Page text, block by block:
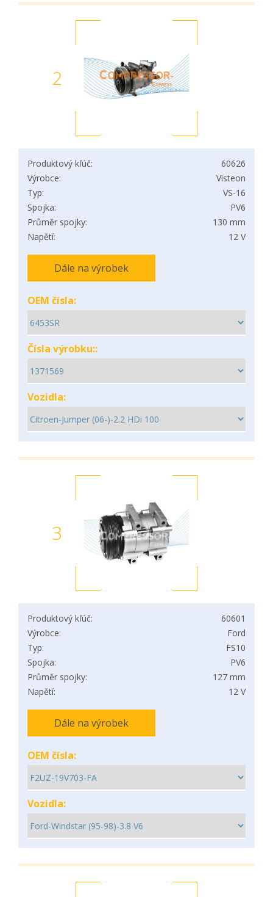
2
Produktový kľúč:
60626
Výrobce:
Visteon
Typ:
VS-16
Spojka:
PV6
Průměr spojky:
130 mm
Napětí:
12 V
Dále na výrobek
OEM čísla:
Čísla výrobku::
Vozidla:
3
Produktový kľúč:
60601
Výrobce:
Ford
Typ:
FS10
Spojka:
PV6
Průměr spojky:
127 mm
Napětí:
12 V
Dále na výrobek
OEM čísla:
Vozidla: